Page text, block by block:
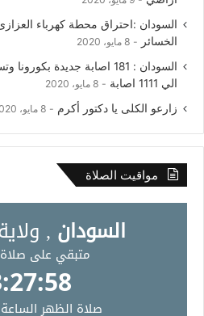
الخسائر
8 مايو، 2020
الي 1111 اصابة
8 مايو، 2020
زارعو الكلى يا دكتور أكرم 8 مايو، 2020
مواقيت الصلاة